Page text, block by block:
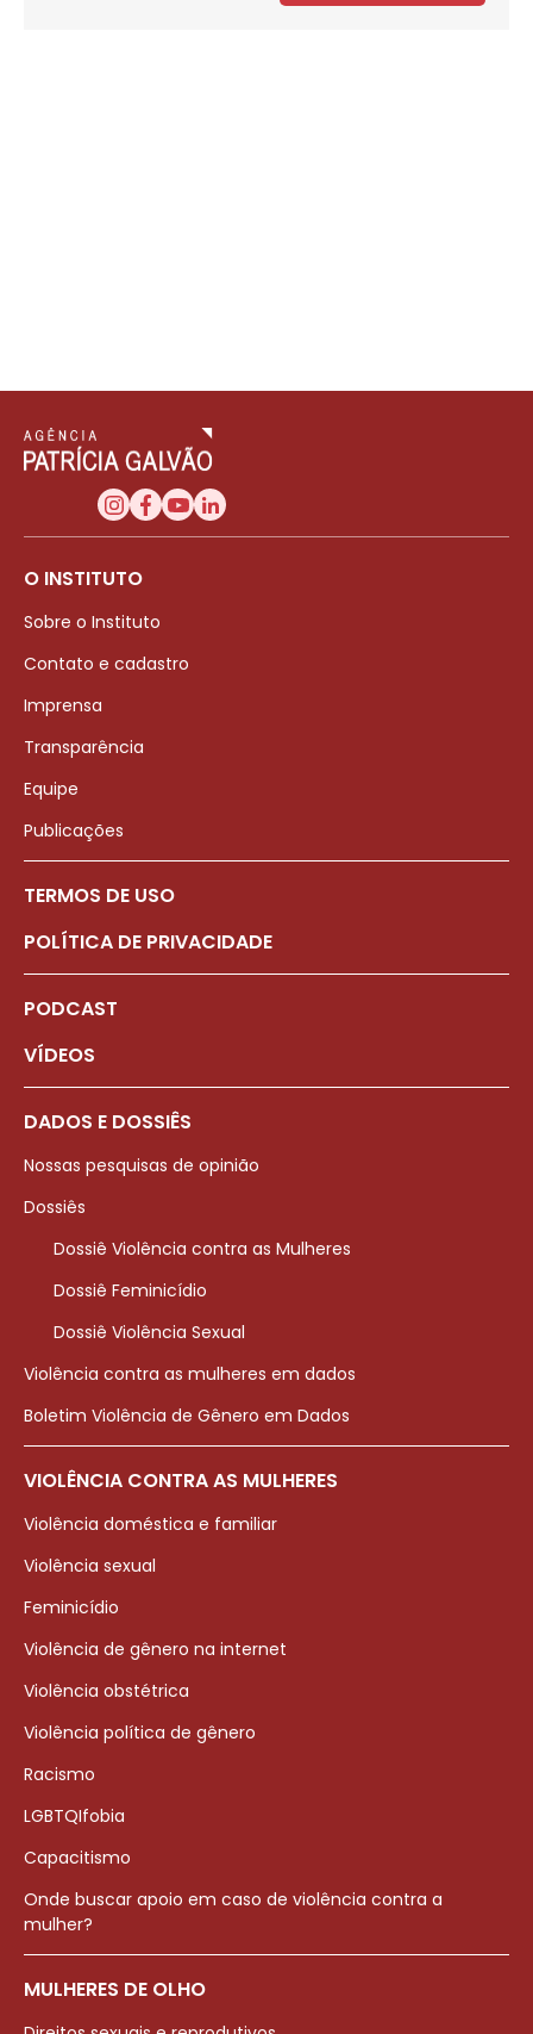
O INSTITUTO
Sobre o Instituto
Contato e cadastro
Imprensa
Transparência
Equipe
Publicações
TERMOS DE USO
POLÍTICA DE PRIVACIDADE
PODCAST
VÍDEOS
DADOS E DOSSIÊS
Nossas pesquisas de opinião
Dossiês
Dossiê Violência contra as Mulheres
Dossiê Feminicídio
Dossiê Violência Sexual
Violência contra as mulheres em dados
Boletim Violência de Gênero em Dados
VIOLÊNCIA CONTRA AS MULHERES
Violência doméstica e familiar
Violência sexual
Feminicídio
Violência de gênero na internet
Violência obstétrica
Violência política de gênero
Racismo
LGBTQIfobia
Capacitismo
Onde buscar apoio em caso de violência contra a
mulher?
MULHERES DE OLHO